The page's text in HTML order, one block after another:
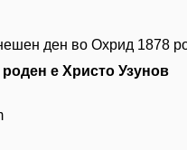
ден во Охрид 1878
е Христо Узунов